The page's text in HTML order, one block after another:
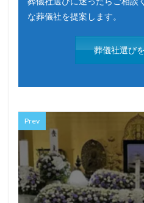
な葬儀社を提案します。
葬儀社選び
Prev